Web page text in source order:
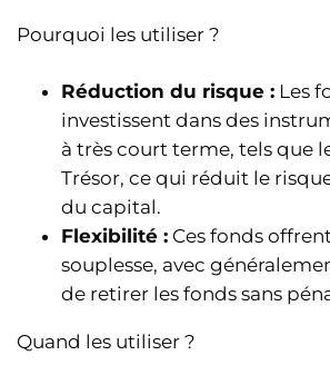
Pourquoi les utiliser ?
Réduction du risque : Les
investissent dans des
à très court terme, tels que
Trésor, ce qui réduit le
du capital.
Flexibilité : Ces fonds
souplesse, avec
de retirer les fonds sans
Quand les utiliser ?